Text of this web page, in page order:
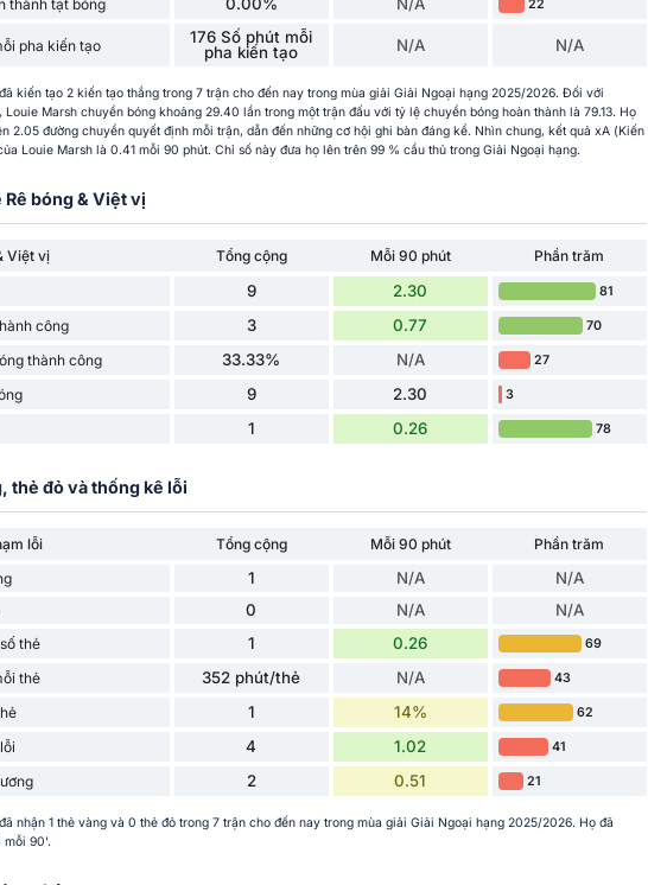
thành tạt bóng 0.00% N/A 22
pha kiến ​​tạo
176 Số phút mỗi
pha kiến ​​tạo
N/A N/A
kiến tạo 2 kiến tạo thắng trong 7 trận cho đến nay trong mùa giải Giải Ngoại hạng 2025/2026. Đối với
Louie Marsh chuyền bóng khoảng 29.40 lần trong một trận đấu với tỷ lệ chuyền bóng hoàn thành là 79.13. Họ
2.05 đường chuyền quyết định mỗi trận, dẫn đến những cơ hội ghi bàn đáng kể. Nhìn chung, kết quả xA (Kiến
Louie Marsh là 0.41 mỗi 90 phút. Chỉ số này đưa họ lên trên 99 % cầu thủ trong Giải Ngoại hạng.
bóng & Việt vị
Việt vị Tổng cộng Mỗi 90 phút
Phần trăm
9 2.30 81
công 3 0.77 70
thành công 33.33% N/A 27
9 2.30 3
1 0.26 78
thẻ đỏ và thống kê lỗi
lỗi Tổng cộng Mỗi 90 phút
Phần trăm
1 N/A N/A
0 N/A N/A
thẻ 1 0.26 69
thẻ 352 phút/thẻ N/A 43
1 14% 62
4 1.02 41
2 0.51 21
nhận 1 thẻ vàng và 0 thẻ đỏ trong 7 trận cho đến nay trong mùa giải Giải Ngoại hạng 2025/2026. Họ đã
mỗi 90'.